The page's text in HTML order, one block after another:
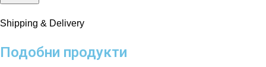
Shipping & Delivery
Подобни продукти